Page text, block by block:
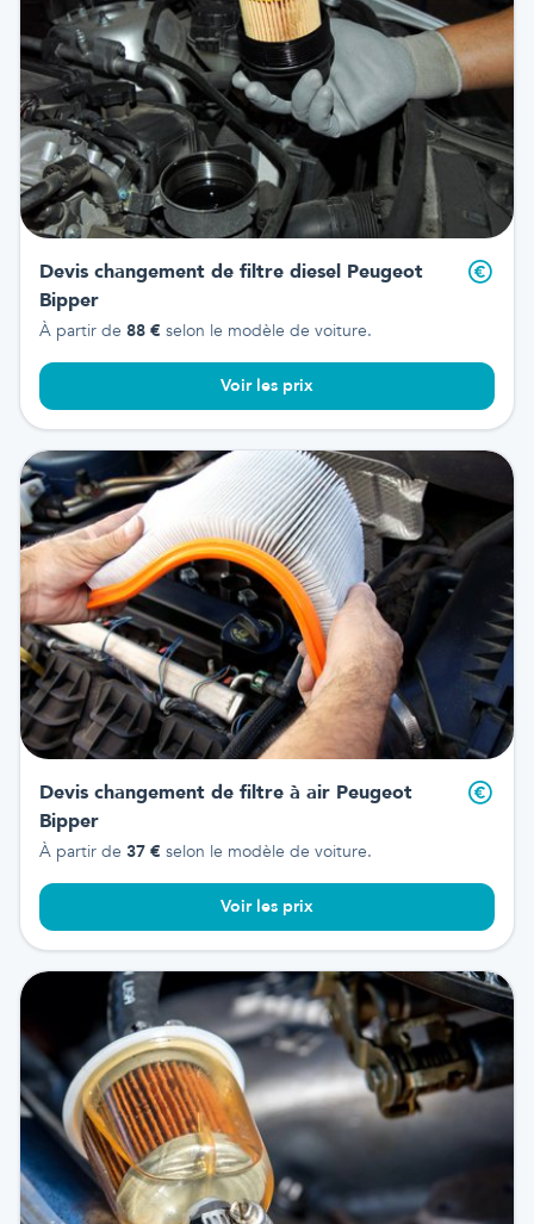
Devis changement de filtre diesel Peugeot
Bipper
À partir de 88 € selon le modèle de voiture.
Voir les prix
Devis changement de filtre à air Peugeot
Bipper
À partir de 37 € selon le modèle de voiture.
Voir les prix